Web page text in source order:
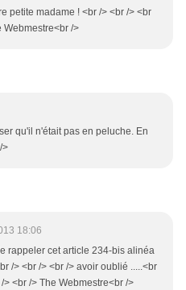
petite madame ! <br /> <br /> <br
Webmestre<br />
qu'il n'était pas en peluche. En
>
18:06
rappeler cet article 234-bis alinéa
/> <br /> <br /> avoir oublié .....<br
<br /> The Webmestre<br />